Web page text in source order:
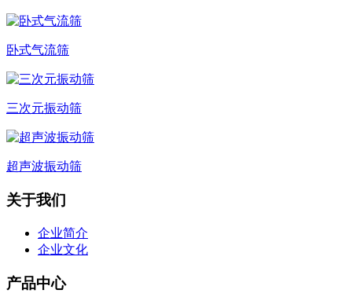
卧式气流筛
三次元振动筛
超声波振动筛
关于我们
企业简介
企业文化
产品中心